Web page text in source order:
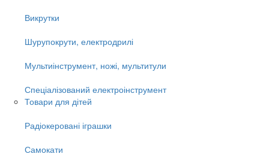
Викрутки
Шурупокрути, електродрилі
Мультиінструмент, ножі, мультитули
Спеціалізований електроінструмент
Товари для дітей
Радіокеровані іграшки
Самокати